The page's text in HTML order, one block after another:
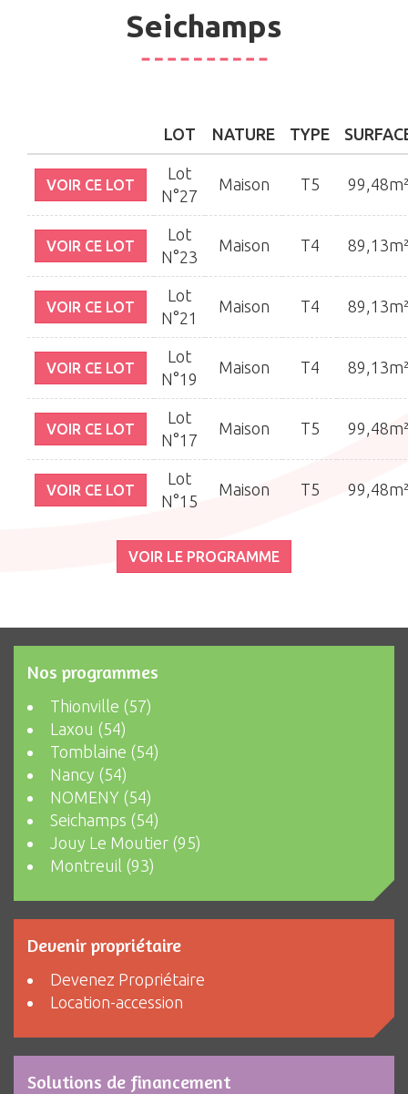
Seichamps
LOT NATURE TYPE
VOIR CE LOT
Lot
N°27
Maison T5 99,48m²
VOIR CE LOT
Lot
N°23
Maison T4 89,13m²
VOIR CE LOT
Lot
N°21
Maison T4 89,13m²
VOIR CE LOT
Lot
N°19
Maison T4 89,13m²
VOIR CE LOT
Lot
N°17
Maison T5 99,48m²
VOIR CE LOT
Lot
N°15
Maison T5 99,48m²
VOIR LE PROGRAMME
Nos programmes
Thionville (57)
Laxou (54)
Tomblaine (54)
Nancy (54)
NOMENY (54)
Seichamps (54)
Jouy Le Moutier (95)
Montreuil (93)
Devenir propriétaire
Devenez Propriétaire
Location-accession
Solutions de financement